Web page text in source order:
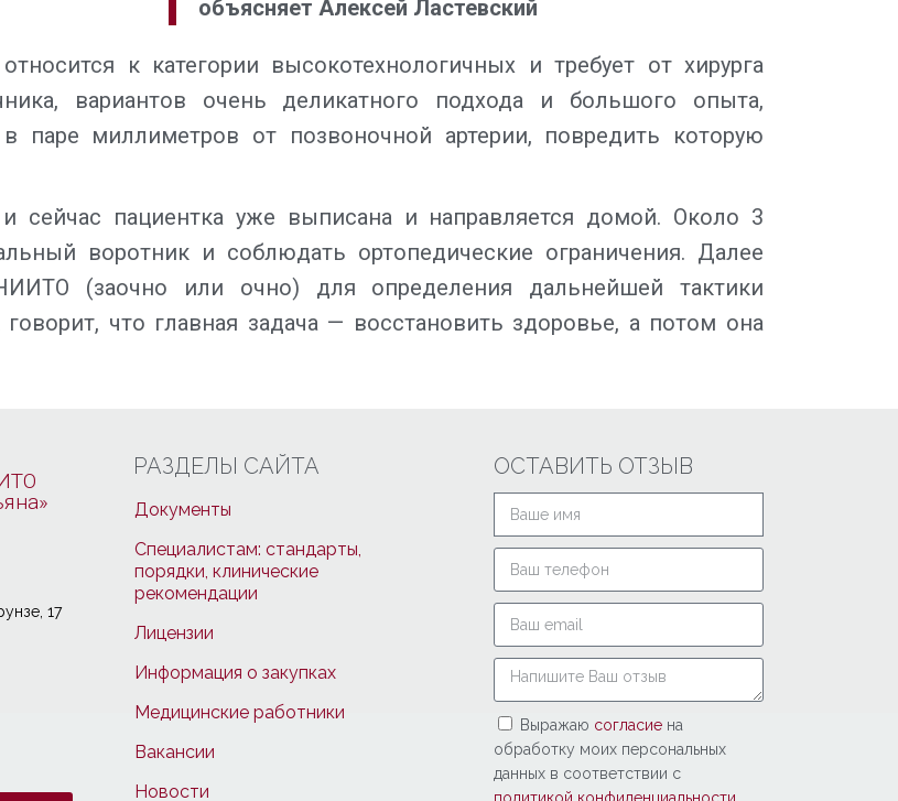
объясняет Алексей Ластевский
к категории высокотехнологичных и требует от хирурга
вариантов очень деликатного подхода и большого опыта,
в паре миллиметров от позвоночной артерии, повредить которую
сейчас пациентка уже выписана и направляется домой. Около 3
воротник и соблюдать ортопедические ограничения. Далее
(заочно или очно) для определения дальнейшей тактики
что главная задача — восстановить здоровье, а потом она
17
РАЗДЕЛЫ САЙТА
Документы
Специалистам: стандарты,
порядки, клинические
рекомендации
Лицензии
Информация о закупках
Медицинские работники
Вакансии
Новости
ОСТАВИТЬ ОТЗЫВ
Выражаю согласие на
обработку моих персональных
данных в соответствии с